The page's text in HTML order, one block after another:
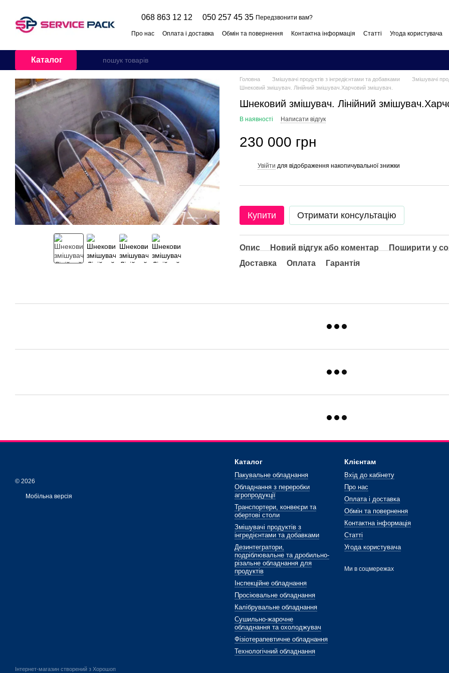
068 863 12 12 050 257 45 35 Передзвонити вам?
Про нас Оплата і доставка Обмін та повернення Контактна інформація Статті Угода користувача
Каталог
Головна Змішувачі продуктів з інгредієнтами та добавками
Змішувачі
Шнековий змішувач. Лінійний змішувач.Харчовий змішувач.
Шнековий змішувач. Лінійний
В наявності Написати відгук
230 000 грн
Увійти для відображення накопичувальної знижки
Купити Отримати консультацію
Опис Новий відгук або коментар
Поширити у
Доставка
Оплата Гарантія
© 2026
Мобільна версія
Інтернет-магазин створений з Хорошоп
Каталог
Пакувальне обладнання
Обладнання з переробки
агропродукції
Транспортери, конвеєри та
обертові столи
Змішувачі продуктів з
інгредієнтами та добавками
Дезинтегратори,
подріблювальне та дробильно-
різальне обладнання для
продуктів
Інспекційне обладнання
Просіювальне обладнання
Калібрувальне обладнання
Сушильно-жарочне
обладнання та охолоджувач
Фізіотерапевтичне обладнання
Технологічний обладнання
Клієнтам
Вхід до кабінету
Про нас
Оплата і доставка
Обмін та повернення
Контактна інформація
Статті
Угода користувача
Ми в соцмережах